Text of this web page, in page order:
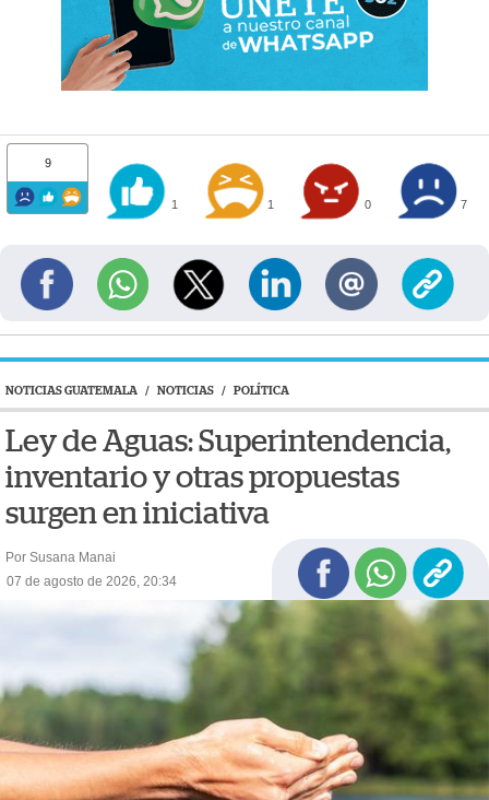
9
1 1 0 7
NOTICIAS GUATEMALA / NOTICIAS / POLÍTICA
Ley de Aguas: Superintendencia,
inventario y otras propuestas
surgen en iniciativa
Por Susana Manai
07 de agosto de 2026, 20:34